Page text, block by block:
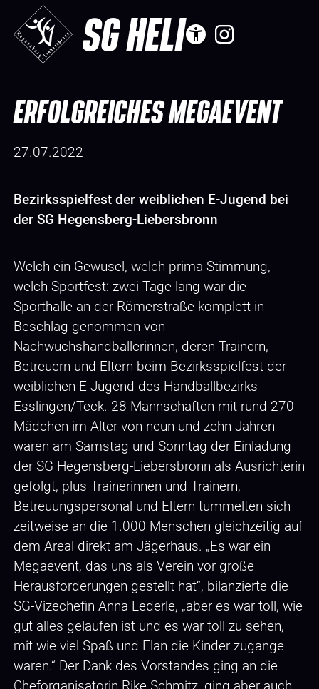
SG HELI
ERFOLGREICHES MEGAEVENT
27.07.2022
Bezirksspielfest der weiblichen E-Jugend bei
der SG Hegensberg-Liebersbronn
Welch ein Gewusel, welch prima Stimmung,
welch Sportfest: zwei Tage lang war die
Sporthalle an der Römerstraße komplett in
Beschlag genommen von
Nachwuchshandballerinnen, deren Trainern,
Betreuern und Eltern beim Bezirksspielfest der
weiblichen E-Jugend des Handballbezirks
Esslingen/Teck. 28 Mannschaften mit rund 270
Mädchen im Alter von neun und zehn Jahren
waren am Samstag und Sonntag der Einladung
der SG Hegensberg-Liebersbronn als Ausrichterin
gefolgt, plus Trainerinnen und Trainern,
Betreuungspersonal und Eltern tummelten sich
zeitweise an die 1.000 Menschen gleichzeitig auf
dem Areal direkt am Jägerhaus. „Es war ein
Megaevent, das uns als Verein vor große
Herausforderungen gestellt hat“, bilanzierte die
SG-Vizechefin Anna Lederle, „aber es war toll, wie
gut alles gelaufen ist und es war toll zu sehen,
mit wie viel Spaß und Elan die Kinder zugange
waren.“ Der Dank des Vorstandes ging an die
Cheforganisatorin Rike Schmitz, ging aber auch